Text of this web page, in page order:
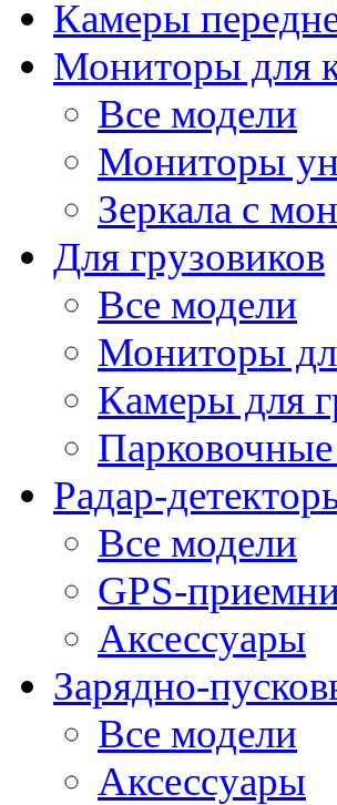
Камеры
Мониторы для
Все модели
Мониторы
Зеркала с
Для грузовиков
Все модели
Мониторы
Камеры для
Радар-
Все модели
GPS-
Аксессуары
Зарядно-
Все модели
Аксессуары